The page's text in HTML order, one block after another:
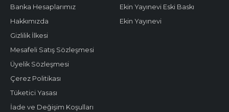
Banka Hesaplarımız
Hakkımızda
Gizlilik İlkesi
Mesafeli Satış Sözleşmesi
Üyelik Sözleşmesi
Çerez Politikası
Tüketici Yasası
İade ve Değişim Koşulları
Ekin Yayınevi Eski Baskı
Ekin Yayınevi